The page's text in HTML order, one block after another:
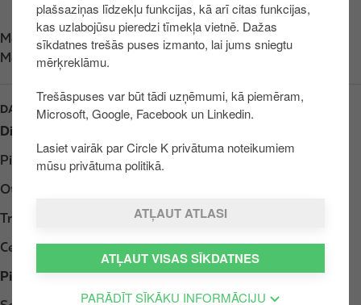
plašsaziņas līdzekļu funkcijas, kā arī citas funkcijas,
kas uzlabojūsu pieredzi tīmekļa vietnē. Dažas
sīkdatnes trešās puses izmanto, lai jums sniegtu
mērķreklāmu.
Trešāspuses var būt tādi uzņēmumi, kā piemēram,
Microsoft, Google, Facebook un Linkedin.
Lasiet vairāk par Circle K privātuma noteikumiem
mūsu privātuma politikā.
ATĻAUT ATLASI
ATĻAUT VISAS SĪKDATNES
PARĀDĪT SĪKĀKU INFORMĀCIJU
s
a
u
r
Meklē mūs
App Store
Meklē mūsGoogle Play
DARBA LAIKS
Diena
Pirmdiena
Atvērts 24h
Otrdiena
Trešdiena
Atvērts 24h
Ceturtdiena
Atvērts 24h
Piektdiena
Atvērts 24h